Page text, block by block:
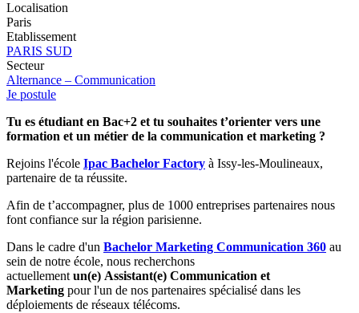
Localisation
Paris
Etablissement
PARIS SUD
Secteur
Alternance – Communication
Je postule
Tu es étudiant en Bac+2 et tu souhaites t’orienter vers une
formation et un métier de la communication et marketing ?
Rejoins l'école Ipac Bachelor Factory à Issy-les-Moulineaux,
partenaire de ta réussite.
Afin de t’accompagner, plus de 1000 entreprises partenaires nous
font confiance sur la région parisienne.
Dans le cadre d'un Bachelor Marketing Communication 360 au
sein de notre école, nous recherchons
actuellementun(e) Assistant(e) Communication et
Marketing pour l'un de nos partenaires spécialisé dans les
déploiements de réseaux télécoms.